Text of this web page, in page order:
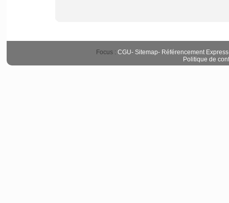
Focus : CGU- Sitemap- Référencement Express
Politique de